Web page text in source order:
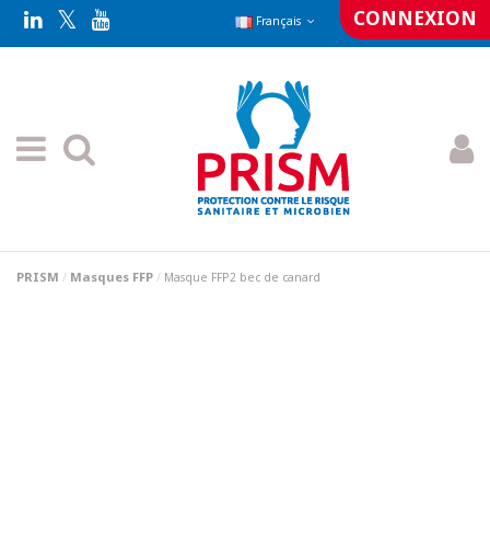
Français CONNEXION
PRISM Masques FFP Masque FFP2 bec de canard